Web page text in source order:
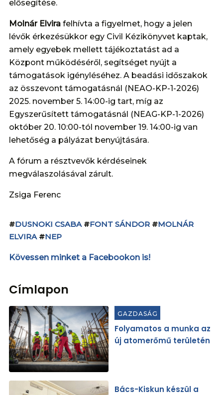
elősegítése.
Molnár Elvira felhívta a figyelmet, hogy a jelen
lévők érkezésükkor egy Civil Kézikönyvet kaptak,
amely egyebek mellett tájékoztatást ad a
Központ működéséről, segítséget nyújt a
támogatások igényléséhez. A beadási időszakok
az összevont támogatásnál (NEAO-KP-1-2026)
2025. november 5. 14:00-ig tart, míg az
Egyszerűsített támogatásnál (NEAG-KP-1-2026)
október 20. 10:00-tól november 19. 14:00-ig van
lehetőség a pályázat benyújtására.
A fórum a résztvevők kérdéseinek
megválaszolásával zárult.
Zsiga Ferenc
#DUSNOKI CSABA#FONT SÁNDOR #MOLNÁR
ELVIRA#NEP
Kövessen minket a Facebookon is!
Címlapon
GAZDASÁG
Folyamatos a munka az
új atomerőmű területén
Bács-Kiskun készül a